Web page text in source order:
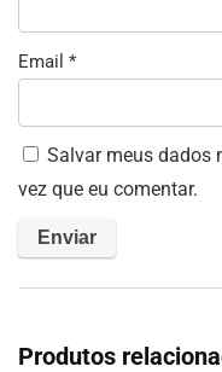
Email *
Salvar meus dados
vez que eu comentar.
Produtos